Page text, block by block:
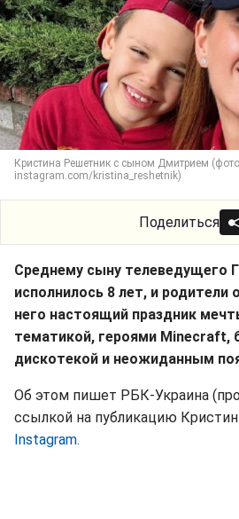
Кристина Решетник с сыном Дмитрием
instagram.com/kristina_reshetnik)
Поделиться
Среднему сыну телеведущего
исполнилось 8 лет, и родители
него настоящий праздник
тематикой, героями Minecraft,
дискотекой и неожиданным
Об этом пишет РБК-Украина
ссылкой на публикацию
Instagram.